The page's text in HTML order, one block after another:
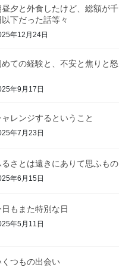
昼夕と外食したけど、総額が千
以下だった話等々
年12月24日
めての経験と、不安と焦りと怒
年9月17日
ャレンジするということ
年7月23日
るさとは遠きにありて思ふもの
年6月15日
日もまた特別な日
年5月11日
くつもの出会い